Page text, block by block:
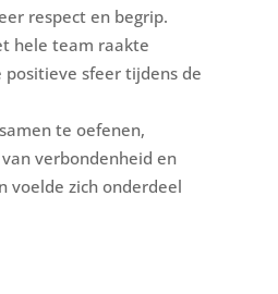
respect en begrip.
hele team raakte
sfeer tijdens de
te oefenen,
verbondenheid en
voelde zich onderdeel